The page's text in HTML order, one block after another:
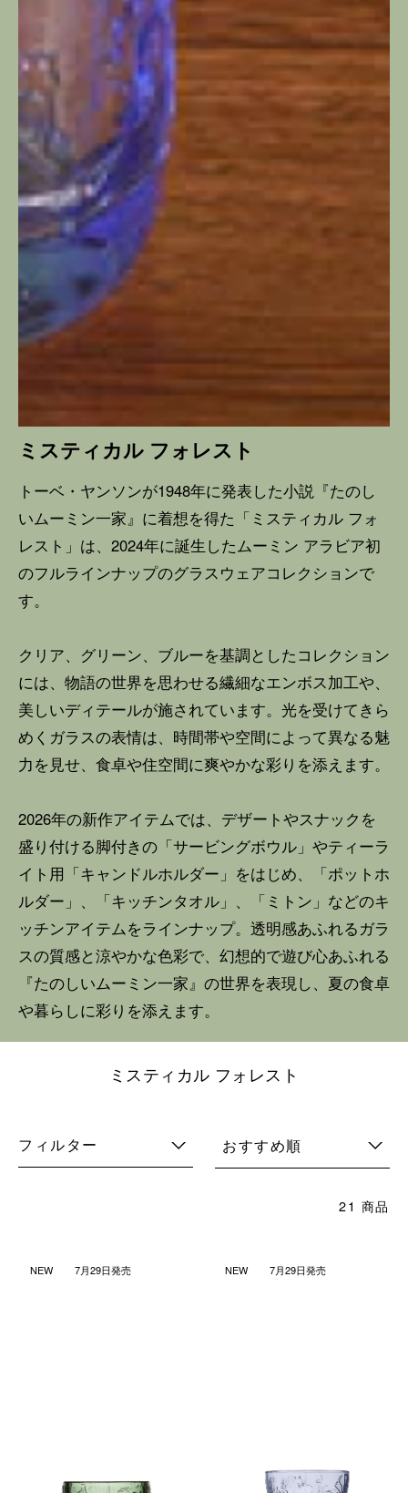
ミスティカル フォレスト
トーベ・ヤンソンが1948年に発表した小説『たのし
いムーミン一家』に着想を得た「ミスティカル フォ
レスト」は、2024年に誕生したムーミン アラビア初
のフルラインナップのグラスウェアコレクションで
す。
クリア、グリーン、ブルーを基調としたコレクション
には、物語の世界を思わせる繊細なエンボス加工や、
美しいディテールが施されています。光を受けてきら
めくガラスの表情は、時間帯や空間によって異なる魅
力を見せ、食卓や住空間に爽やかな彩りを添えます。
2026年の新作アイテムでは、デザートやスナックを
盛り付ける脚付きの「サービングボウル」やティーラ
イト用「キャンドルホルダー」をはじめ、「ポットホ
ルダー」、「キッチンタオル」、「ミトン」などのキ
ッチンアイテムをラインナップ。透明感あふれるガラ
スの質感と涼やかな色彩で、幻想的で遊び心あふれる
『たのしいムーミン一家』の世界を表現し、夏の食卓
や暮らしに彩りを添えます。
ミスティカル フォレスト
フィルター おすすめ順
21 商品
NEW 7月29日発売
ンドルホルダー パイングリー
NEW 7月29日発売
ル アクアブルー